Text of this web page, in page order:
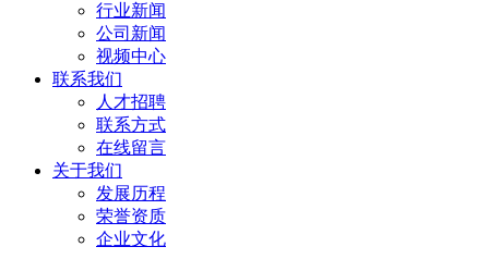
行业新闻
公司新闻
视频中心
联系我们
人才招聘
联系方式
在线留言
关于我们
发展历程
荣誉资质
企业文化